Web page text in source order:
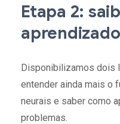
Etapa 2:
Disponibilizamos dois
entender ainda mais o
neurais e saber como
problemas.